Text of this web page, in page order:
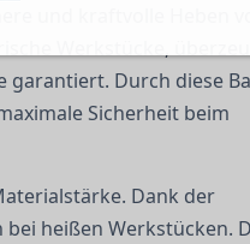
Werkstücke,
garantiert. Durch diese
Sicherheit beim
Dank der
heißen Werkstücken.